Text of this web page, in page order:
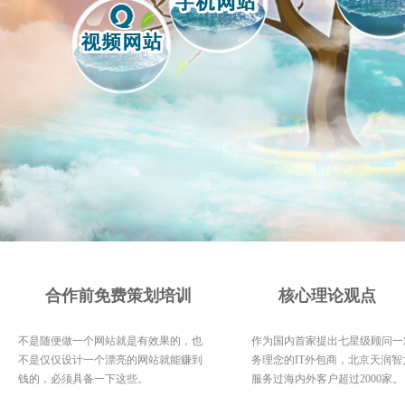
合作前免费策划培训
不是随便做一个网站就是有效果的，也
不是仅仅设计一个漂亮的网站就能赚到
钱的，必须具备一下这些。
核心理论观点
作为国内首家提出七星级顾问
务理念的IT外包商，北京天润智
服务过海内外客户超过2000家。